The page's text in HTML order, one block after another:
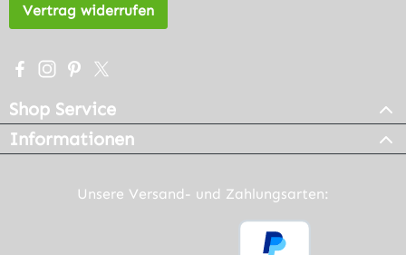
Vertrag widerrufen
Besuche uns auf Facebook – öffnet in neuem Tab
Schau auf Instagram vorbei – öffnet in neuem Tab
Lass dich auf Pinterest inspirieren – öffnet in
Folge uns auf X – öffnet in neuem Tab
Shop Service
Informationen
Unsere Versand- und Zahlungsarten: